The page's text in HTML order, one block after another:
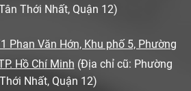
Thới Nhất, Quận 12)
Phan Văn Hớn, Khu phố 5, Phường
Hồ Chí Minh (Địa chỉ cũ: Phường
Nhất, Quận 12)